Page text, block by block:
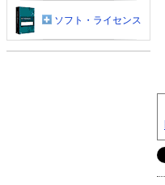
ソフト・ライセンス